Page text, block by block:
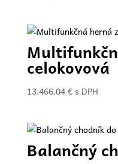
celokovová
13.466,04€ s DPH
Balančný